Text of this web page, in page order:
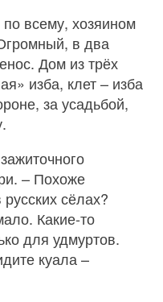
всему, хозяином
в два
Дом из трёх
изба, клет – изба
за усадьбой,
– Похоже
сёлах?
Какие‑то
для удмуртов.
куала –